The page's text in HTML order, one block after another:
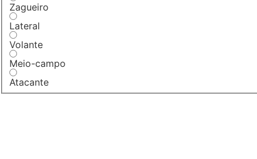
Zagueiro
Lateral
Volante
Meio-campo
Atacante